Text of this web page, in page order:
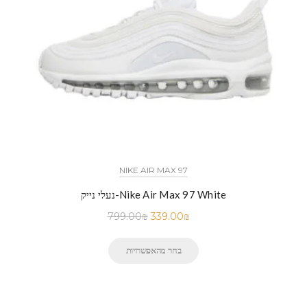
NIKE AIR MAX 97
נעלי נייק-Nike Air Max 97 White
799.00₪ 339.00₪
בחר מהאפשרויות